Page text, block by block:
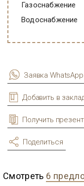
Газоснабжение
Водоснабжение
Заявка WhatsApp
Добавить в
Получить
Поделиться
Смотреть 6